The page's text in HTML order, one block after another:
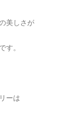
美しさが
す。
ーは